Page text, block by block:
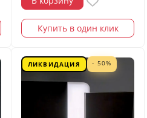
Купить в один клик
ЛИКВИДАЦИЯ - 50%